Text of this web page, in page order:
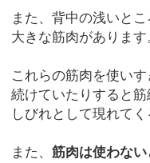
また、背中の浅いと
大きな筋肉があります
これらの筋肉を使い
続けていたりすると
しびれとして現れてく
また、筋肉は使わな